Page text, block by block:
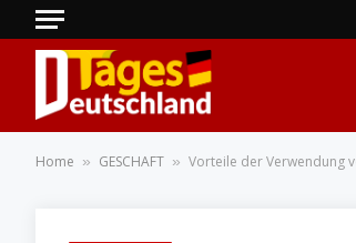
Home » GESCHÄFT » Vorteile der Verwendung